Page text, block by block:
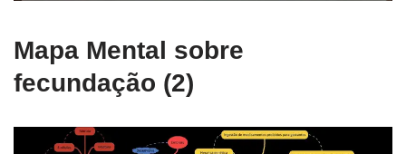
Mapa Mental sobre
fecundação (2)